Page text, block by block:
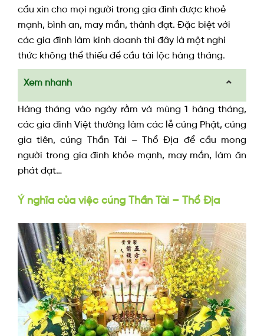
cầu xin cho mọi người trong gia đình được khoẻ
mạnh, bình an, may mắn, thành đạt. Đặc biệt với
các gia đình làm kinh doanh thì đây là một nghi
thức không thể thiếu để cầu tài lộc hàng tháng.
Xem nhanh
Hàng tháng vào ngày rằm và mùng 1 hàng tháng,
các gia đình Việt thường làm các lễ cúng Phật, cúng
gia tiên, cúng Thần Tài – Thổ Địa để cầu mong
người trong gia đình khỏe mạnh, may mắn, làm ăn
phát đạt…
Ý nghĩa của việc cúng Thần Tài – Thổ Địa